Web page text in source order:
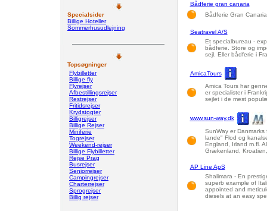
Specialsider
Billige Hoteller
Sommerhusudlejning
Topsøgninger
Flybilletter
Billige fly
Flyrejser
Afbestillingsrejser
Restrejser
Fritidsrejser
Krydstogter
Billigrejser
Billige Rejser
Miniferie
Togrejser
Weekend-rejser
Billige Flybilletter
Rejse Prag
Busrejser
Seniorrejser
Campingrejser
Charterrejser
Sprogrejser
Billig rejser
Bådferie gran canaria
Bådferie Gran Canaria
Seatravel A/S
Et specialbureau -
bådferie. Store og
sejl. Eller bådferie i
AmicaTours
Amica Tours har
er specialister i
sejlet i de mest
www.sun-way.dk
SunWay er
lande" Flod og
England, Irland m.fl.
Grækenland,
AP Line ApS
Shalimara - En
superb example of
appointed and
diesels at an easy